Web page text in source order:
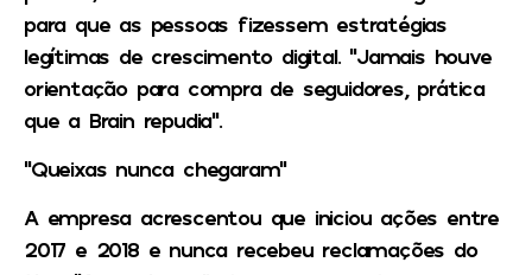
para que as pessoas fizessem estratégias
legítimas de crescimento digital. “Jamais houve
orientação para compra de seguidores, prática
que a Brain repudia”.
“Queixas nunca chegaram”
A empresa acrescentou que iniciou ações entre
2017 e 2018 e nunca recebeu reclamações do